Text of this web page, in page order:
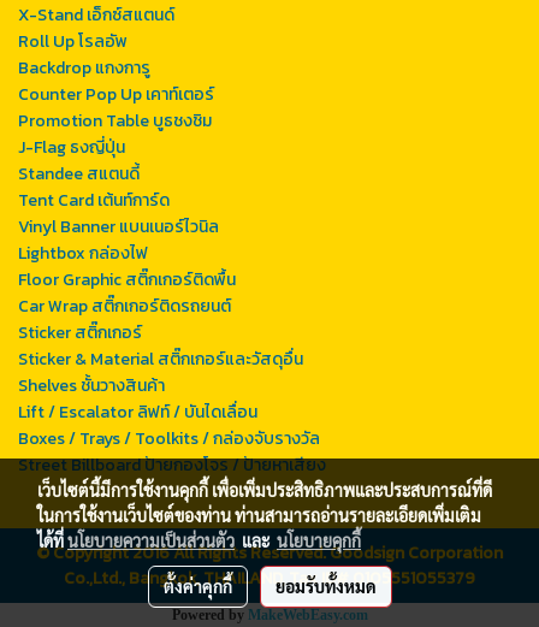
X-Stand เอ็กซ์สแตนด์
Roll Up โรลอัพ
Backdrop แกงการู
Counter Pop Up เคาท์เตอร์
Promotion Table บูธชงชิม
J-Flag ธงญี่ปุ่น
Standee สแตนดี้
Tent Card เต้นท์การ์ด
Vinyl Banner แบนเนอร์ไวนิล
Lightbox กล่องไฟ
Floor Graphic สติ๊กเกอร์ติดพื้น
Car Wrap สติ๊กเกอร์ติดรถยนต์
Sticker สติ๊กเกอร์
Sticker & Material สติ๊กเกอร์และวัสดุอื่น
Shelves ชั้นวางสินค้า
Lift / Escalator ลิฟท์ / บันไดเลื่อน
Boxes / Trays / Toolkits / กล่องจับรางวัล
Street Billboard ป้ายกองโจร / ป้ายหาเสียง
© Copyright 2016 All Rights Reserved. Goodsign Corporation
Co.,Ltd., Bangkok, THAILAND, Tax ID# 0105551055379
Powered by MakeWebEasy.com
เว็บไซต์นี้มีการใช้งานคุกกี้ เพื่อเพิ่มประสิทธิภาพและประสบการณ์ที่ดี
ในการใช้งานเว็บไซต์ของท่าน ท่านสามารถอ่านรายละเอียดเพิ่มเติม
ได้ที่นโยบายความเป็นส่วนตัว และ นโยบายคุกกี้
ตั้งค่าคุกกี้ ยอมรับทั้งหมด